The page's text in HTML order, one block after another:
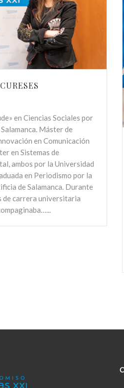
en Ciencias Sociales por
Máster de
en Comunicación
en Sistemas de
ambos por la Universidad
en Periodismo por la
de Salamanca. Durante
de carrera universitaria